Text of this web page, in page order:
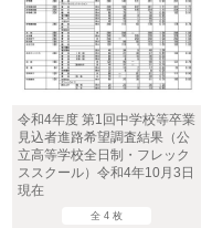
令和4年度 第1回中学校等卒業
見込者進路希望調査結果（公
立高等学校全日制・フレック
ススクール）令和4年10月3日
現在
全 4 枚